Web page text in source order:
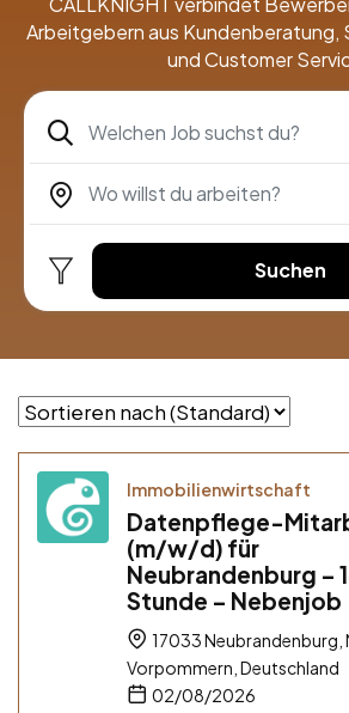
Arbeitgebern aus Kundenberatung,
und Customer
Suchen
Immobilienwirtschaft
Datenpflege-
(m/w/d) für
Neubrandenburg –
Stunde – Nebenjob
17033 Neubrandenburg,
Vorpommern, Deutschland
02/08/2026